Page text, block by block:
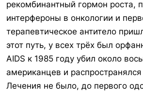
рекомбинантный гормон роста,
интерфероны в онкологии и
терапевтическое антитело
этот путь, у всех трёх был
AIDS к 1985 году убил около
американцев и распространялся
Лечения не было, до первого